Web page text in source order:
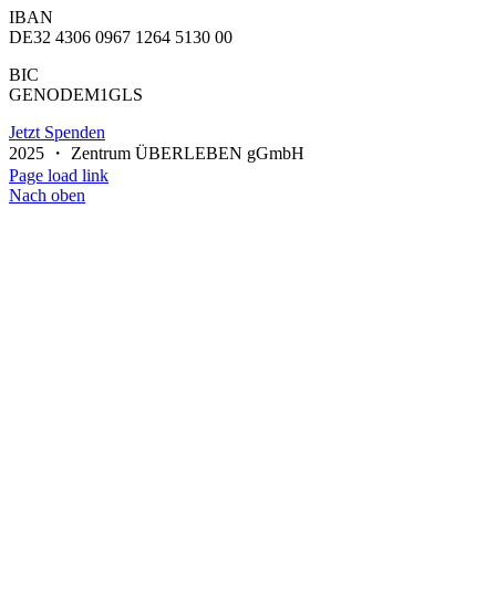
IBAN
DE32 4306 0967 1264 5130 00
BIC
GENODEM1GLS
Jetzt Spenden
2025 ・ Zentrum ÜBERLEBEN gGmbH
Page load link
Nach oben